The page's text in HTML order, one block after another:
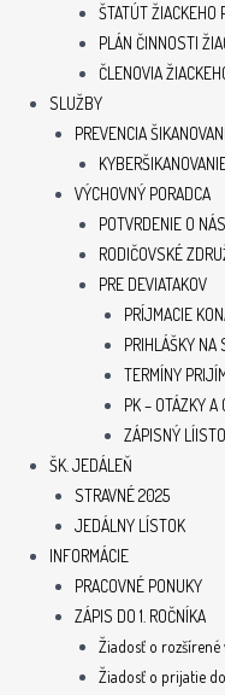
ŠTATÚT ŽIACKEHO
PLÁN ČINNOSTI
ČLENOVIA
SLUŽBY
PREVENCIA
VÝCHOVNÝ PORADCA
POTVRDENIE O
RODIČOVSKÉ
PRE DEVIATAKOV
PRÍJMACIE
PRIHLÁŠKY NA
TERMÍNY
PK – OTÁZKY A
ZÁPISNÝ
ŠK. JEDÁLEŇ
STRAVNÉ 2025
JEDÁLNY LÍSTOK
INFORMÁCIE
PRACOVNÉ PONUKY
ZÁPIS DO 1. ROČNÍKA
Žiadosť o rozšírené
Žiadosť o prijatie